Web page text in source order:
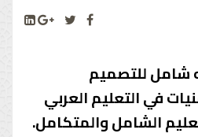
شامل للتصميم
في التعليم العربي
الشامل والمتكامل.